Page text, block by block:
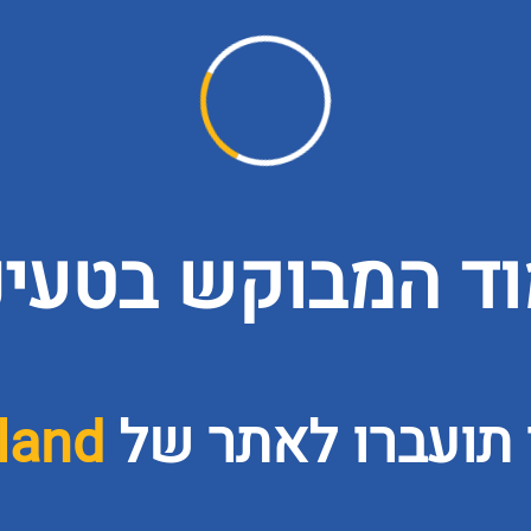
המבוקש
תועברו לאתר של